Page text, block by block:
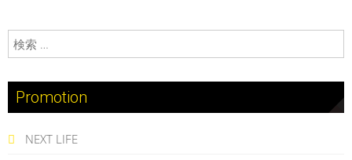
検索:
Promotion
NEXT LIFE